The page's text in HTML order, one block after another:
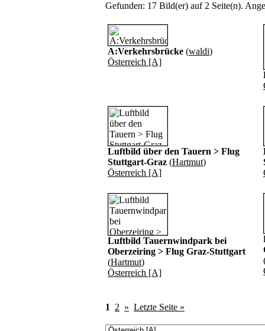
Gefunden: 17 Bild(er) auf 2 Seite(n).
A:Verkehrsbrücke (waldi)
Österreich [A]
Luftbild über den Tauern > Flug
Stuttgart-Graz (Hartmut)
Österreich [A]
Luftbild Tauernwindpark bei
Oberzeiring > Flug Graz-Stuttgart
(Hartmut)
Österreich [A]
1 2 » Letzte Seite »